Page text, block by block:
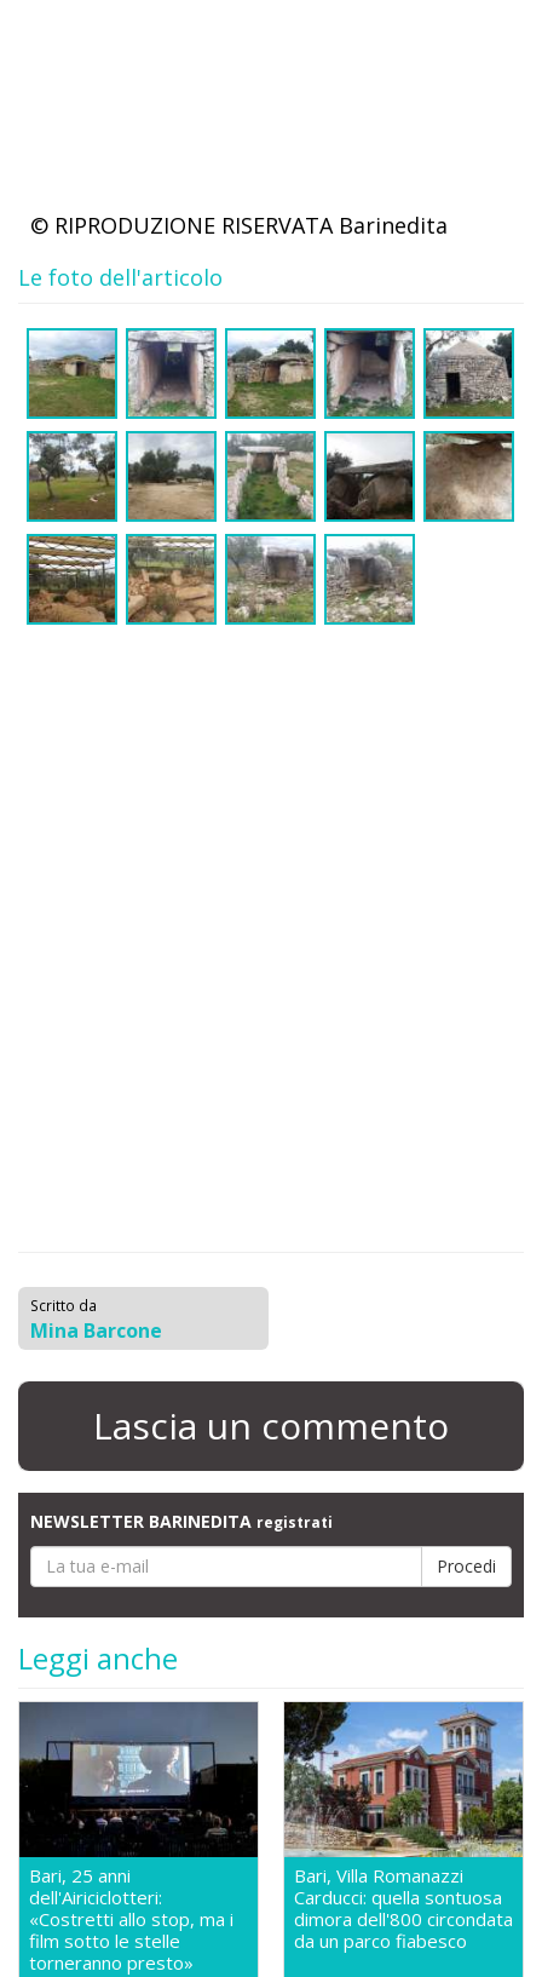
© RIPRODUZIONE RISERVATA Barinedita
Le foto dell'articolo
Scritto da
Mina Barcone
Lascia un commento
NEWSLETTER BARINEDITA registrati
Leggi anche
Bari, 25 anni
dell'Airiciclotteri:
«Costretti allo stop, ma i
film sotto le stelle
torneranno presto»
Bari, Villa Romanazzi
Carducci: quella sontuosa
dimora dell'800 circondata
da un parco fiabesco